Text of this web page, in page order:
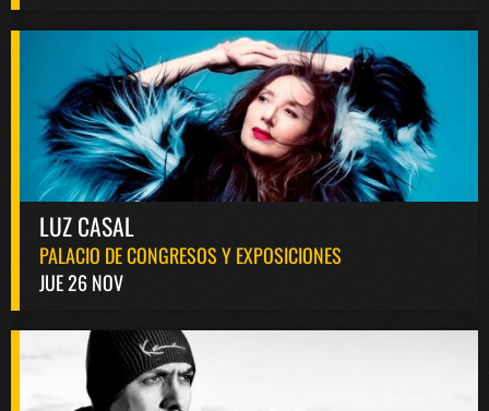
LUZ CASAL
PALACIO DE CONGRESOS Y EXPOSICIONES
JUE 26 NOV